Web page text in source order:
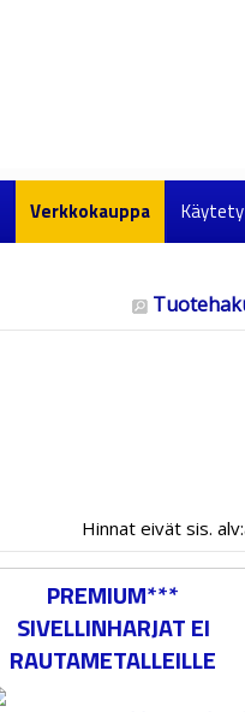
Verkkokauppa
Hinnat eivät sis.
PREMIUM***
SIVELLINHARJAT EI
RAUTAMETALLEILLE